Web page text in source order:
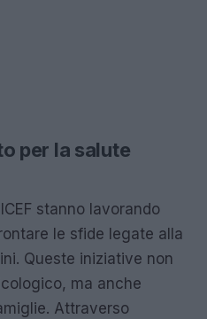
per la salute
stanno lavorando
le sfide legate alla
Queste iniziative non
ma anche
Attraverso